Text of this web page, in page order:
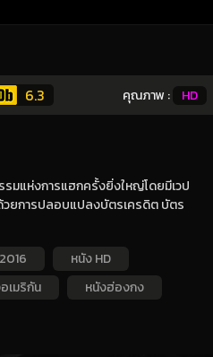
6.3 คุณภาพ : HD
รมแห่งการแฮกครั้งยิ่งใหญ่โดยมีเวป
ด้วยการปลอบแปลงบัตรเครดิต บัตร
หนัง HD
เมริกัน
หนังฮ่องกง